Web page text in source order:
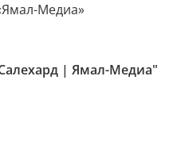
Медиа»
| Ямал-Медиа"